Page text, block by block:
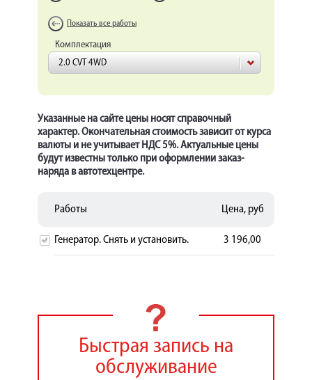
Показать все работы
Комплектация
2.0 CVT 4WD
Указанные на сайте цены носят справочный
характер. Окончательная стоимость зависит от курса
валюты и не учитывает НДС 5%. Актуальные цены
будут известны только при оформлении заказ-
наряда в автотехцентре.
Работы Цена, руб
Генератор. Снять и установить. 3 196,00
Быстрая запись на
обслуживание